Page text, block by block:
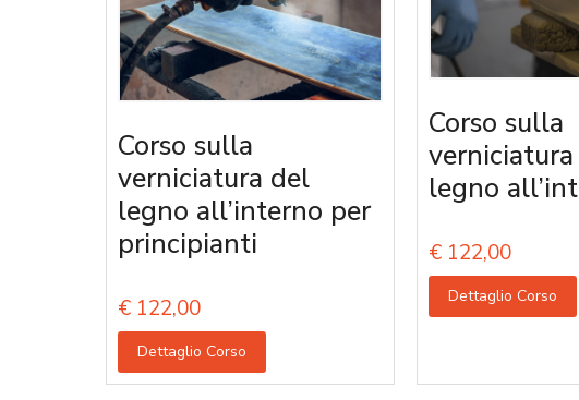
Corso sulla
verniciatura del
legno all’interno per
principianti
€ 122,00
Dettaglio Corso
Corso sulla
legno
€ 122,00
Dettaglio Corso